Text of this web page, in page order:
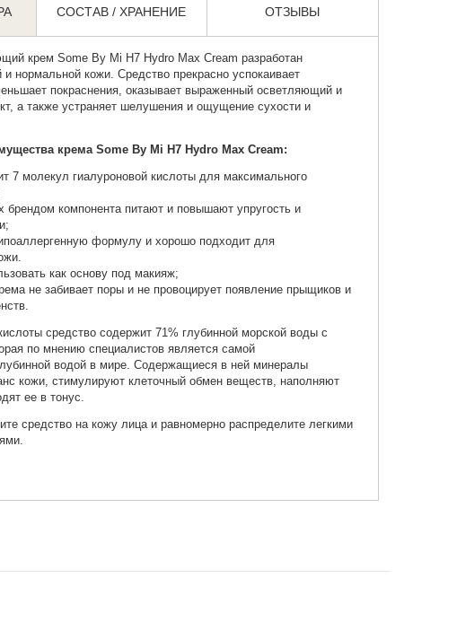
СОСТАВ / ХРАНЕНИЕ ОТЗЫВЫ
крем Some By Mi H7 Hydro Max Cream разработан
нормальной кожи. Средство прекрасно успокаивает
покраснения, оказывает выраженный осветляющий и
а также устраняет шелушения и ощущение сухости и
крема Some By Mi H7 Hydro Max Cream:
7 молекул гиалуроновой кислоты для максимального
брендом компонента питают и повышают упругость и
формулу и хорошо подходит для
как основу под макияж;⠀
не забивает поры и не провоцирует появление прыщиков и
средство содержит 71% глубинной морской воды с
по мнению специалистов является самой
водой в мире. Содержащиеся в ней минералы
кожи, стимулируют клеточный обмен веществ, наполняют
ее в тонус.
средство на кожу лица и равномерно распределите легкими